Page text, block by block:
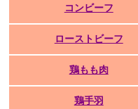
コンビーフ
ローストビーフ
鶏もも肉
鶏手羽